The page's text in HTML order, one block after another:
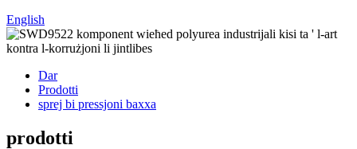
English
Dar
Prodotti
sprej bi pressjoni baxxa
prodotti